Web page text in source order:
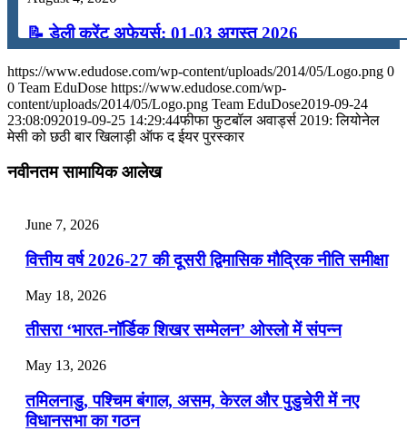
📝 डेली करेंट अफेयर्स: 01-03 अगस्त 2026
July 31, 2026
📝 डेली करेंट अफेयर्स: 28-31 जुलाई 2026
July 28, 2026
📝 डेली करेंट अफेयर्स: 25-27 जुलाई 2026
https://www.edudose.com/wp-content/uploads/2014/05/Logo.png 0
0 Team EduDose https://www.edudose.com/wp-
content/uploads/2014/05/Logo.png Team EduDose2019-09-24
23:08:092019-09-25 14:29:44फीफा फुटबॉल अवार्ड्स 2019: लियोनेल
मेसी को छठी बार खिलाड़ी ऑफ द ईयर पुरस्कार
नवीनतम सामायिक आलेख
June 7, 2026
वित्तीय वर्ष 2026-27 की दूसरी द्विमासिक मौद्रिक नीति समीक्षा
May 18, 2026
तीसरा ‘भारत-नॉर्डिक शिखर सम्मेलन’ ओस्लो में संपन्न
May 13, 2026
तमिलनाडु, पश्चिम बंगाल, असम, केरल और पुडुचेरी में नए
विधानसभा का गठन